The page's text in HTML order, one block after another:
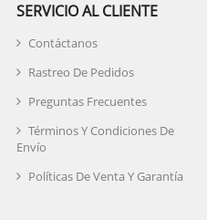
SERVICIO AL CLIENTE
Contáctanos
Rastreo De Pedidos
Preguntas Frecuentes
Términos Y Condiciones De
Envío
Políticas De Venta Y Garantía